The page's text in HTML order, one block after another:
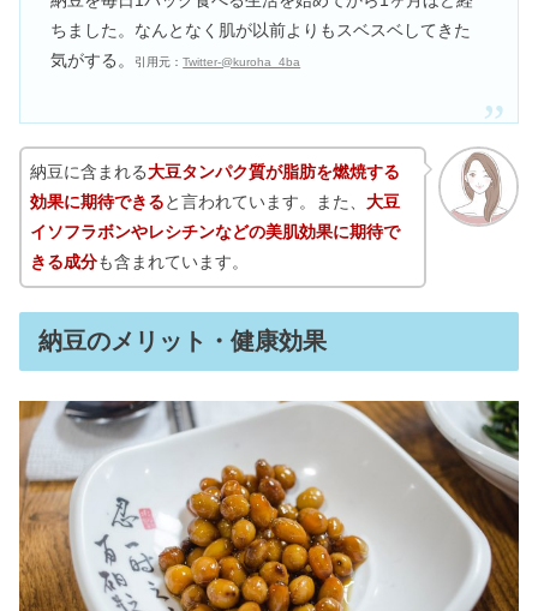
ちました。なんとなく肌が以前よりもスベスベしてきた
気がする。
引用元：Twitter-@kuroha_4ba
納豆に含まれる大豆タンパク質が脂肪を燃焼する
効果に期待できると言われています。また、 大豆
イソフラボンやレシチンなどの美肌効果に期待で
きる成分も含まれています。
納豆のメリット・健康効果